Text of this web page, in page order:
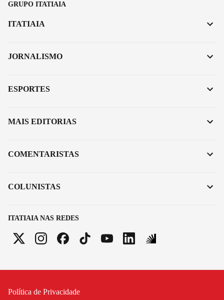
GRUPO ITATIAIA
ITATIAIA NAS REDES
ITATIAIA
JORNALISMO
ESPORTES
MAIS EDITORIAS
COMENTARISTAS
COLUNISTAS
Política de Privacidade